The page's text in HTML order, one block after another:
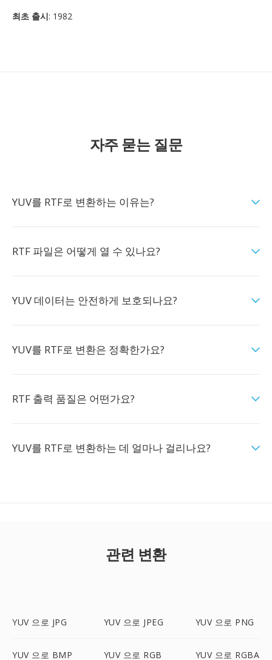
최초 출시: 1982
자주 묻는 질문
YUV를 RTF로 변환하는 이유는?
RTF 파일은 어떻게 열 수 있나요?
YUV 데이터는 안전하게 보호되나요?
YUV를 RTF로 변환은 정확한가요?
RTF 출력 품질은 어떤가요?
YUV를 RTF로 변환하는 데 얼마나 걸리나요?
관련 변환
YUV 으로 JPG YUV 으로 JPEG YUV 으로 PNG
YUV 으로 BMP YUV 으로 RGB YUV 으로 RGBA